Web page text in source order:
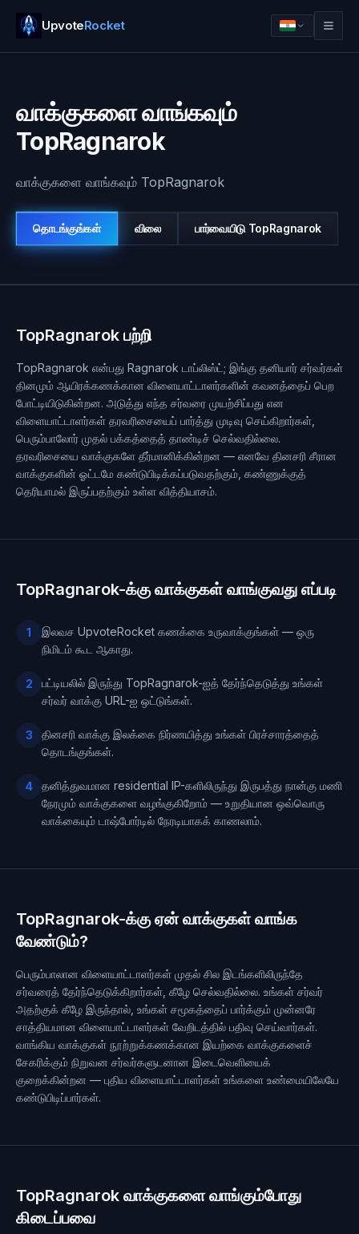
UpvoteRocket
வாக்குகளை வாங்கவும்
TopRagnarok
வாக்குகளை வாங்கவும் TopRagnarok
தொடங்குங்கள் விலை பார்வையிடு TopRagnarok
TopRagnarok பற்றி
TopRagnarok என்பது Ragnarok டாப்லிஸ்ட்; இங்கு தனியார் சர்வர்கள்
தினமும் ஆயிரக்கணக்கான விளையாட்டாளர்களின் கவனத்தைப் பெற
போட்டியிடுகின்றன. அடுத்து எந்த சர்வரை முயற்சிப்பது என
விளையாட்டாளர்கள் தரவரிசையைப் பார்த்து முடிவு செய்கிறார்கள்,
பெரும்பாலோர் முதல் பக்கத்தைத் தாண்டிச் செல்வதில்லை.
தரவரிசையை வாக்குகளே தீர்மானிக்கின்றன — எனவே தினசரி சீரான
வாக்குகளின் ஓட்டமே கண்டுபிடிக்கப்படுவதற்கும், கண்ணுக்குத்
தெரியாமல் இருப்பதற்கும் உள்ள வித்தியாசம்.
TopRagnarok-க்கு வாக்குகள் வாங்குவது எப்படி
1
இலவச UpvoteRocket கணக்கை உருவாக்குங்கள் — ஒரு
நிமிடம் கூட ஆகாது.
2
பட்டியலில் இருந்து TopRagnarok-ஐத் தேர்ந்தெடுத்து உங்கள்
சர்வர் வாக்கு URL-ஐ ஒட்டுங்கள்.
3
தினசரி வாக்கு இலக்கை நிர்ணயித்து உங்கள் பிரச்சாரத்தைத்
தொடங்குங்கள்.
4
தனித்துவமான residential IP-களிலிருந்து இருபத்து நான்கு மணி
நேரமும் வாக்குகளை வழங்குகிறோம் — உறுதியான ஒவ்வொரு
வாக்கையும் டாஷ்போர்டில் நேரடியாகக் காணலாம்.
TopRagnarok-க்கு ஏன் வாக்குகள் வாங்க
வேண்டும்?
பெரும்பாலான விளையாட்டாளர்கள் முதல் சில இடங்களிலிருந்தே
சர்வரைத் தேர்ந்தெடுக்கிறார்கள், கீழே செல்வதில்லை. உங்கள் சர்வர்
அதற்குக் கீழே இருந்தால், உங்கள் சமூகத்தைப் பார்க்கும் முன்னரே
சாத்தியமான விளையாட்டாளர்கள் வேறிடத்தில் பதிவு செய்வார்கள்.
வாங்கிய வாக்குகள் நூற்றுக்கணக்கான இயற்கை வாக்குகளைச்
சேகரிக்கும் நிறுவன சர்வர்களுடனான இடைவெளியைக்
குறைக்கின்றன — புதிய விளையாட்டாளர்கள் உங்களை உண்மையிலேயே
கண்டுபிடிப்பார்கள்.
TopRagnarok வாக்குகளை வாங்கும்போது
கிடைப்பவை